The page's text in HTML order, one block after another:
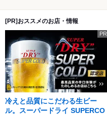
[PR]おススメのお店・情報
PR
冷えと品質にこだわる生ビー
ル。スーパードライ SUPERCO